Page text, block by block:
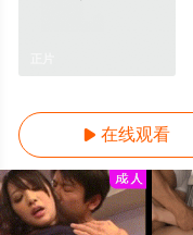
 在线观看